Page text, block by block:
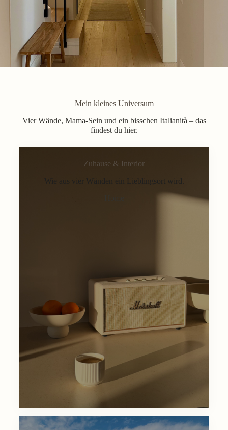
Mein kleines Universum
Vier Wände, Mama-Sein und ein bisschen Italianità – das
findest du hier.
Zuhause & Interior
Wie aus vier Wänden ein Lieblingsort wird.